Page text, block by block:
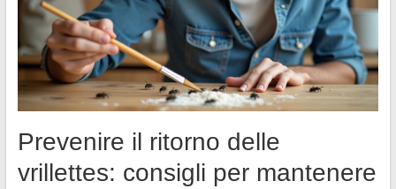
Prevenire il ritorno delle
vrillettes: consigli per mantenere